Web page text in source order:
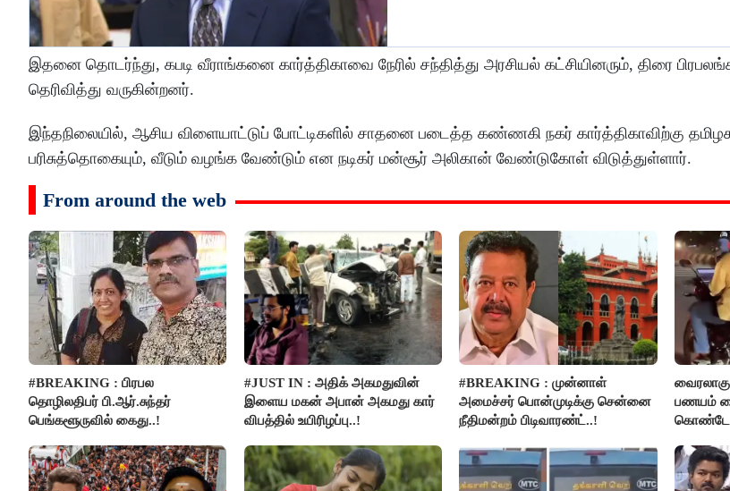
இதனை தொடர்ந்து, கபடி வீராங்கனை கார்த்திகாவை நேரில் சந்தித்து அரசியல் கட்சியினரும், திரை
தெரிவித்து வருகின்றனர்.
இந்தநிலையில், ஆசிய விளையாட்டுப் போட்டிகளில் சாதனை படைத்த கண்ணகி நகர் கார்த்திகாவிற்கு தமிழக
பரிசுத்தொகையும், வீடும் வழங்க வேண்டும் என நடிகர் மன்சூர் அலிகான் வேண்டுகோள் விடுத்துள்ளார்.
From around the web
#BREAKING : பிரபல
தொழிலதிபர் பி.ஆர்.சுந்தர்
பெங்களூருவில் கைது..!
#JUST IN : அதிக் அகமதுவின்
இளைய மகன் அபான் அகமது கார்
விபத்தில் உயிரிழப்பு..!
#BREAKING : முன்னாள்
அமைச்சர் பொன்முடிக்கு சென்னை
நீதிமன்றம் பிடிவாரண்ட்..!
பணயம்
கொண்டே